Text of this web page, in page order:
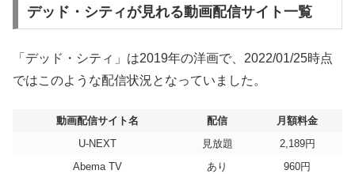
デッド・シティが見れる動画配信サイト一覧
「デッド・シティ」は2019年の洋画で、2022/01/25時点
ではこのような配信状況となっていました。
動画配信サイト名 配信
月額料金
U-NEXT
見放題
2,189円
Abema TV
あり
960円